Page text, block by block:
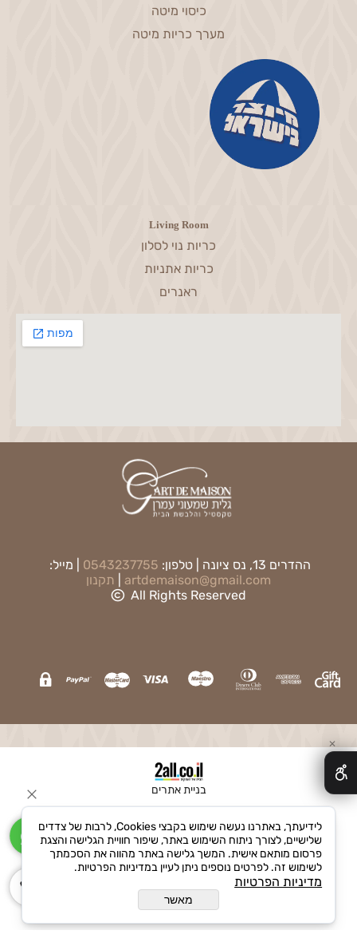
כיסוי מיטה
מערך כריות מיטה
Living Room
כריות נוי לסלון
כריות אתניות
ראנרים
ההדרים 13, נס ציונה | טלפון: 0543237755 | מייל:
artdemaison@gmail.com
תקנון
All Rights Reserved
בניית אתרים
✕
לידיעתך, באתרנו נעשה שימוש בקבצי Cookies, לרבות של צדדים
שלישיים, לצורך ניתוח השימוש באתר, שיפור חוויית הגלישה והצגת
פרסום מותאם אישית. המשך גלישה באתר מהווה את הסכמתך
לשימוש זה. לפרטים נוספים ניתן לעיין במדיניות הפרטיות.
מדיניות הפרטיות
מאשר